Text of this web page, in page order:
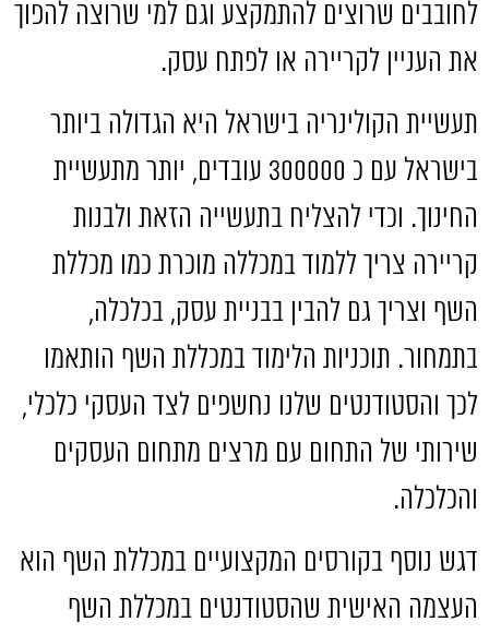
לחובבים שרוצים להתמקצע וגם למי שרוצה להפוך
את העניין לקריירה או לפתח עסק.
תעשיית הקולינריה בישראל היא הגדולה ביותר
בישראל עם כ
עובדים, יותר מתעשיית
החינוך. וכדי להצליח בתעשייה הזאת ולבנות
קריירה צריך ללמוד במכללה מוכרת כמו מכללת
השף וצריך גם להבין בבניית עסק, בכלכלה,
בתמחור. תוכניות הלימוד במכללת השף הותאמו
לכך והסטודנטים שלנו נחשפים לצד העסקי כלכלי,
שירותי של התחום עם מרצים מתחום העסקים
והכלכלה.
דגש נוסף בקורסים המקצועיים במכללת השף הוא
העצמה האישית שהסטודנטים במכללת השף